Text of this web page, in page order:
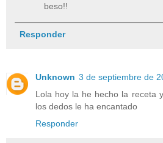
beso!!
Responder
Unknown 3 de septiembre de
Lola hoy la he hecho la receta
los dedos le ha encantado
Responder